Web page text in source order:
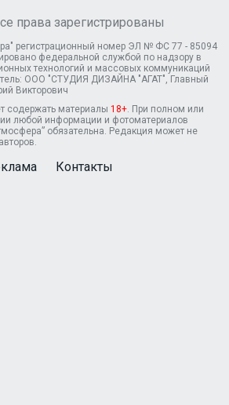
права зарегистрированы
регистрационный номер ЭЛ № ФС 77 - 85094
федеральной службой по надзору в
технологий и массовых коммуникаций
ООО "СТУДИЯ ДИЗАЙНА "АГАТ", Главный
Викторович
содержать материалы 18+ . При полном или
любой информации и фотоматериалов
обязательна. Редакция может не
Контакты